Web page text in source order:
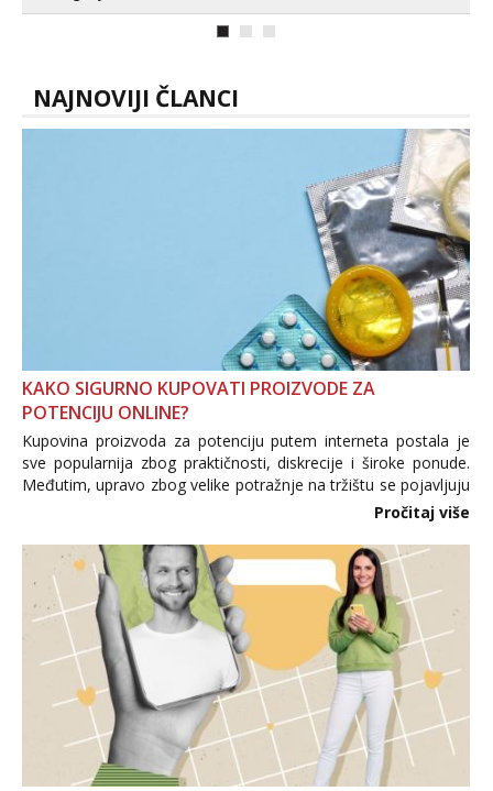
NAJNOVIJI ČLANCI
KAKO SIGURNO KUPOVATI PROIZVODE ZA
POTENCIJU ONLINE?
Kupovina proizvoda za potenciju putem interneta postala je
sve popularnija zbog praktičnosti, diskrecije i široke ponude.
Međutim, upravo zbog velike potražnje na tržištu se pojavljuju
i brojni krivotvoreni proizvodi, nepouzdane internetske
Pročitaj više